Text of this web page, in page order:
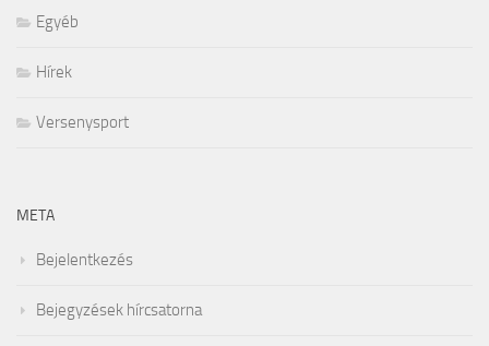
Egyéb
Hírek
Versenysport
META
Bejelentkezés
Bejegyzések hírcsatorna